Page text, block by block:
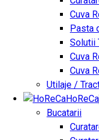
Cuva
Pasta
Solutii
Cuva
Cuva
Utilaje /
HoReCa
Bucatarii